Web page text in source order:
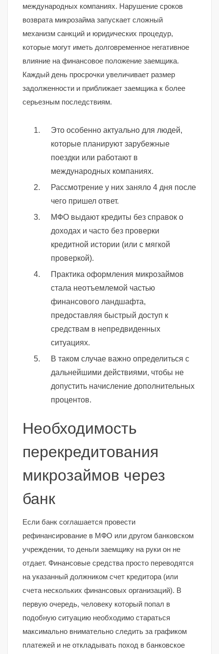
международных компаниях. Нарушение сроков
возврата микрозайма запускает сложный
механизм санкций и юридических процедур,
которые могут иметь долговременное негативное
влияние на финансовое положение заемщика.
Каждый день просрочки увеличивает размер
задолженности и приближает заемщика к более
серьезным последствиям.
Это особенно актуально для людей,
которые планируют зарубежные
поездки или работают в
международных компаниях.
Рассмотрение у них заняло 4 дня после
чего пришел ответ.
МФО выдают кредиты без справок о
доходах и часто без проверки
кредитной истории (или с мягкой
проверкой).
Практика оформления микрозаймов
стала неотъемлемой частью
финансового ландшафта,
предоставляя быстрый доступ к
средствам в непредвиденных
ситуациях.
В таком случае важно определиться с
дальнейшими действиями, чтобы не
допустить начисление дополнительных
процентов.
Необходимость
перекредитования
микрозаймов через
банк
Если банк соглашается провести
рефинансирование в МФО или другом банковском
учреждении, то деньги заемщику на руки он не
отдает. Финансовые средства просто переводятся
на указанный должником счет кредитора (или
счета нескольких финансовых организаций). В
первую очередь, человеку который попал в
подобную ситуацию необходимо стараться
максимально внимательно следить за графиком
платежей и не откладывать поход в банковское